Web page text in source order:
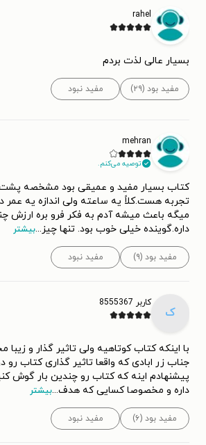
rahel
بسیار عالی لذت بردم
مفید بود (۲۹) مفید نبود
mehran
توصیه می‌کنم.
کتاب بسیار مفید و عمیقی بود مشخصه
تجربه هست.کلاً یه ساعته ولی اندازه یه عمر
میگه باعث میشه آدم به فکر فرو بره ارزش
داره.گوینده خیلی خوب بود. تنها چیز...بیشتر
مفید بود (۹) مفید نبود
ک
کاربر 8555367
با اینکه کتاب کوتاهیه ولی تاثیر گذار و
جناب زر ابادی که واقعا تاثیر گذاری کتاب رو
پیشنهادم اینه که کتاب رو چندین بار گوش
داره و مخصوصا کسایی که هدف...بیشتر
مفید بود (۶) مفید نبود